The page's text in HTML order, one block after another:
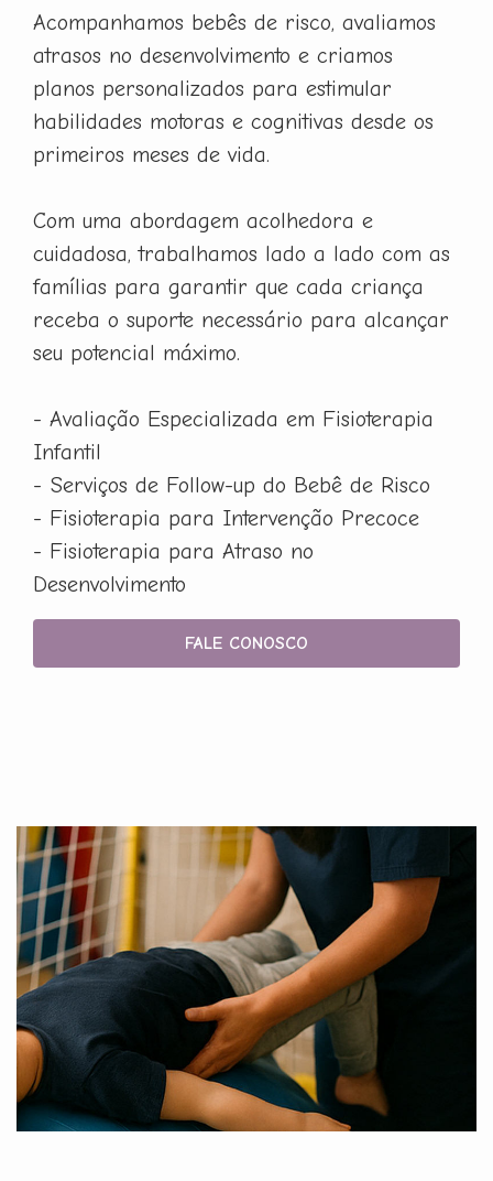
Acompanhamos bebês de risco, avaliamos
atrasos no desenvolvimento e criamos
planos personalizados para estimular
habilidades motoras e cognitivas desde os
primeiros meses de vida.
Com uma abordagem acolhedora e
cuidadosa, trabalhamos lado a lado com as
famílias para garantir que cada criança
receba o suporte necessário para alcançar
seu potencial máximo.
- Avaliação Especializada em Fisioterapia
Infantil
- Serviços de Follow-up do Bebê de Risco
- Fisioterapia para Intervenção Precoce
- Fisioterapia para Atraso no
Desenvolvimento
FALE CONOSCO